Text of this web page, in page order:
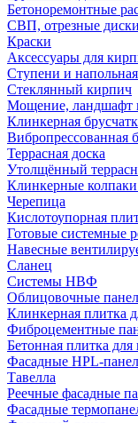
Бетоноремонтные
СВП, отрезные
Краски
Аксессуары для
Ступени и
Cтеклянный кирпич
Мощение, ландшафт
Клинкерная
Вибропрессованная
Террасная доска
Утолщённый
Клинкерные
Черепица
Кислотоупорная
Готовые системные
Навесные
Сланец
Системы НВФ
Облицовочные
Клинкерная плитка
Фиброцементные
Бетонная плитка
Фасадные HPL-
Тавелла
Реечные фасадные
Фасадные